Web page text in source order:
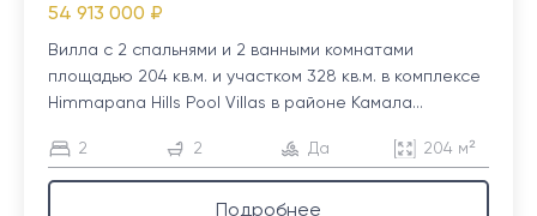
54 913 000 ₽
Вилла с 2 спальнями и 2 ванными комнатами
площадью 204 кв.м. и участком 328 кв.м. в комплексе
Himmapana Hills Pool Villas в районе Камала...
2 2 Да 204 м²
Подробнее